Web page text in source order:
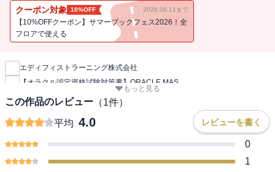
一発合格するために、何が必要か。
その答えが、ここにあります！
■とことん学べる問題数！ 本試験と同レベルの問題が【402問】
一発合格に必要な全知識を完全網羅！
ポイントは、丁寧かつ必要十分な要点解説と、豊富な模擬問題！
受講生に絶大な支持を得る、オラクル・トレードアワードの受賞経
験を持つ
クーポン対象 10%OFF 2026.08.11まで
【10%OFFクーポン】サマーブックフェス2026！全
フロアで使える
新刊通知
エディフィストラーニング株式会社
【オラクル認定資格試験対策書】ORACLE MAS
もっと見る
この作品のレビュー （1件）
平均 4.0 レビューを書く
0
1